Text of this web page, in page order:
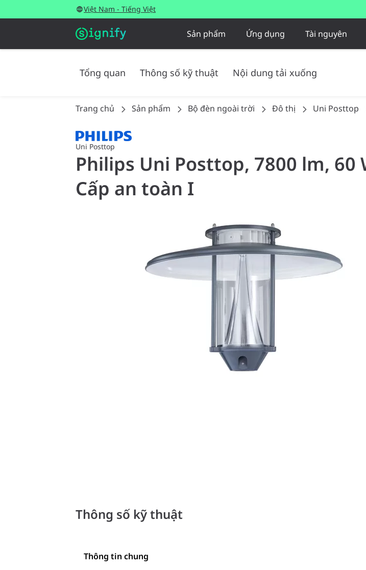
Việt Nam - Tiếng Việt
Sản phẩm Ứng dụng Tài nguyên
Tổng quan Thông số kỹ thuật Nội dung tải xuống
Trang chủ Sản phẩm Bộ đèn ngoài trời Đô thị Uni Posttop
Uni Posttop
Philips Uni Posttop, 7800 lm, 60
Cấp an toàn I
Thông số kỹ thuật
Thông tin chung